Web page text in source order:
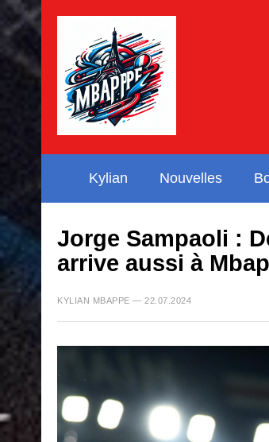
Kylian Nouvelles
Jorge Sampaoli :
arrive aussi à
KYLIAN MBAPPE — 22.07.2024